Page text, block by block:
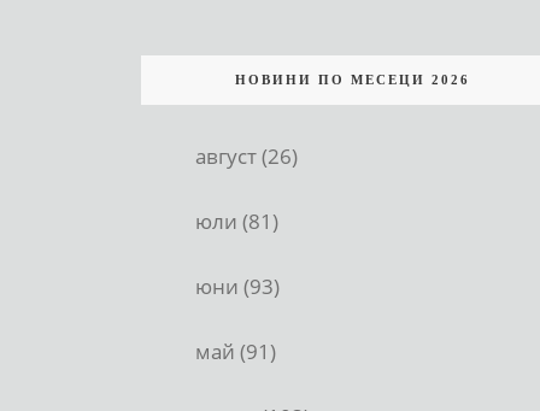
НОВИНИ ПО МЕСЕЦИ 2026
август (26)
юли (81)
юни (93)
май (91)